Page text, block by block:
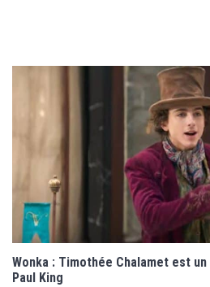
Wonka : Timothée Chalamet est
Paul King